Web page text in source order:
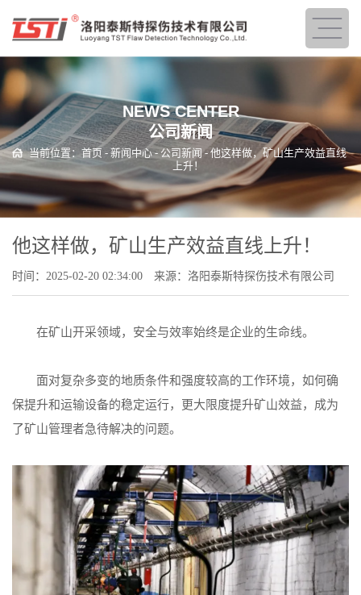
NEWS CENTER
公司新闻
当前位置：首页 - 新闻中心- 公司新闻- 他这样做，矿山生产效益直线
上升！
他这样做，矿山生产效益直线上升！
时间：2025-02-20 02:34:00 来源：洛阳泰斯特探伤技术有限公司
在矿山开采领域，安全与效率始终是企业的生命线。
面对复杂多变的地质条件和强度较高的工作环境，如何确
保提升和运输设备的稳定运行，更大限度提升矿山效益，成为
了矿山管理者急待解决的问题。